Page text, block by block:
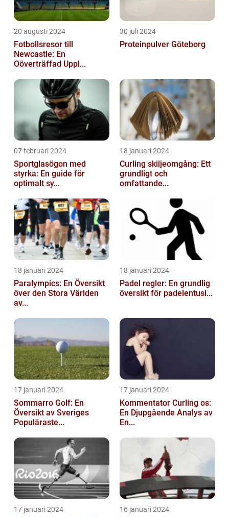
20 augusti 2024
Fotbollsresor till
Newcastle: En
Oöverträffad Uppl...
30 juli 2024
Proteinpulver Göteborg
07 februari 2024
Sportglasögon med
styrka: En guide för
optimalt sy...
18 januari 2024
Curling skiljeomgång: Ett
grundligt och
omfattande...
18 januari 2024
Paralympics: En Översikt
över den Stora Världen
av...
18 januari 2024
Padel regler: En grundlig
översikt för padelentusi...
17 januari 2024
Sommarro Golf: En
Översikt av Sveriges
Populäraste...
17 januari 2024
Kommentator Curling os:
En Djupgående Analys av
En...
17 januari 2024 16 januari 2024